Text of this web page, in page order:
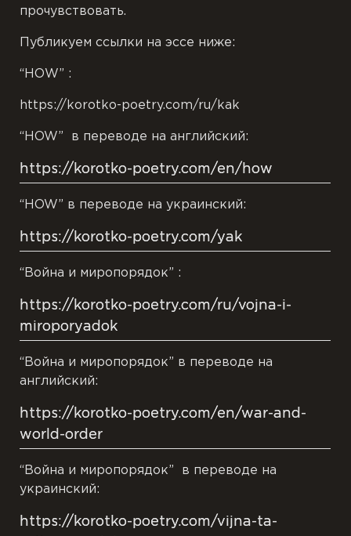
прочувствовать.
Публикуем ссылки на эссе ниже:
“НОW” :
https://korotko-poetry.com/ru/kak
“HOW” в переводе на английский:
https://korotko-poetry.com/en/how
“HOW” в переводе на украинский:
https://korotko-poetry.com/yak
“Война и миропорядок” :
https://korotko-poetry.com/ru/vojna-i-
miroporyadok
“Война и миропорядок” в переводе на
английский:
https://korotko-poetry.com/en/war-and-
world-order
“Война и миропорядок” в переводе на
украинский:
https://korotko-poetry.com/vijna-ta-